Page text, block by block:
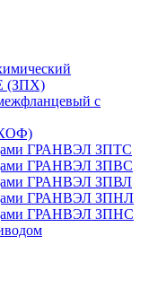
(ЗПХ)
с
ГРАНВЭЛ ЗПТС
ГРАНВЭЛ ЗПВС
ГРАНВЭЛ ЗПВЛ
ГРАНВЭЛ ЗПНЛ
ГРАНВЭЛ ЗПНС